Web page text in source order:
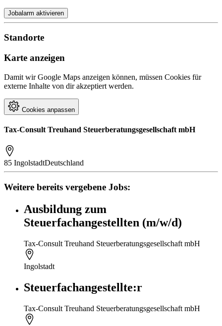
Jobalarm aktivieren
Standorte
Karte anzeigen
Damit wir Google Maps anzeigen können, müssen Cookies für
externe Inhalte von dir akzeptiert werden.
Cookies anpassen
Tax-Consult Treuhand Steuerberatungsgesellschaft mbH
85 IngolstadtDeutschland
Weitere bereits vergebene Jobs:
Ausbildung zum
Steuerfachangestellten (m/w/d)
Tax-Consult Treuhand Steuerberatungsgesellschaft mbH
Ingolstadt
Steuerfachangestellte:r
Tax-Consult Treuhand Steuerberatungsgesellschaft mbH